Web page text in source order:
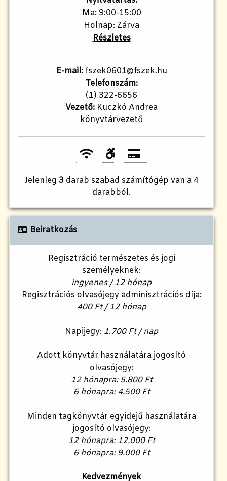
Ma: 9:00-15:00
Holnap: Zárva
Részletes
E-mail:fszek0601@fszek.hu
Telefonszám:
(1) 322-6656
Vezető: Kuczkó Andrea
könyvtárvezető
Jelenleg 3 darab szabad számítógép van a 4
darabból.
Beiratkozás
Regisztráció természetes és jogi
személyeknek:
ingyenes / 12 hónap
Regisztrációs olvasójegy adminisztrációs díja:
400 Ft / 12 hónap
Napijegy: 1.700 Ft / nap
Adott könyvtár használatára jogosító
olvasójegy:
12 hónapra: 5.800 Ft
6 hónapra: 4.500 Ft
Minden tagkönyvtár egyidejű használatára
jogosító olvasójegy:
12 hónapra: 12.000 Ft
6 hónapra: 9.000 Ft
Kedvezmények